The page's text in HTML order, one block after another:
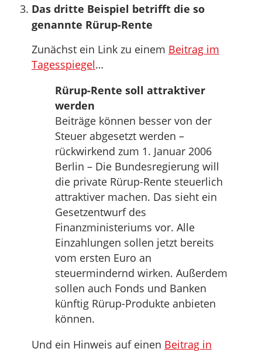
Das dritte Beispiel betrifft die so
genannte Rürup-Rente
Zunächst ein Link zu einem Beitrag im
Tagesspiegel…
Rürup-Rente soll attraktiver
werden
Beiträge können besser von der
Steuer abgesetzt werden –
rückwirkend zum 1. Januar 2006
Berlin – Die Bundesregierung will
die private Rürup-Rente steuerlich
attraktiver machen. Das sieht ein
Gesetzentwurf des
Finanzministeriums vor. Alle
Einzahlungen sollen jetzt bereits
vom ersten Euro an
steuermindernd wirken. Außerdem
sollen auch Fonds und Banken
künftig Rürup-Produkte anbieten
können.
Und ein Hinweis auf einen Beitrag in